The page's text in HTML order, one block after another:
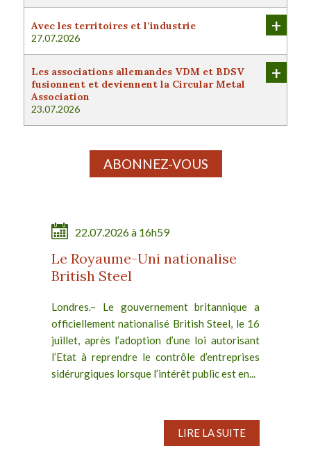
Avec les territoires et l’industrie
27.07.2026
+
Les associations allemandes VDM et BDSV
fusionnent et deviennent la Circular Metal
Association
23.07.2026
+
ABONNEZ-VOUS
22.07.2026 à 16h59
Le Royaume-Uni nationalise
British Steel
Londres.– Le gouvernement britannique a
officiellement nationalisé British Steel, le 16
juillet, après l’adoption d’une loi autorisant
l’Etat à reprendre le contrôle d’entreprises
sidérurgiques lorsque l’intérêt public est en...
LIRE LA SUITE